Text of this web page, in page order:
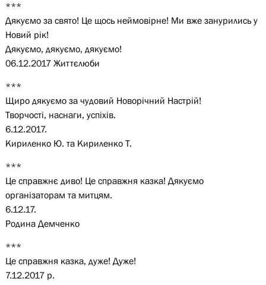
***
Дякуємо за свято! Це щось неймовірне! Ми вже занурились у
Новий рік!
Дякуємо, дякуємо, дякуємо!
06.12.2017 Життєлюби
***
Щиро дякуємо за чудовий Новорічний Настрій!
Творчості, наснаги, успіхів.
6.12.2017.
Кириленко Ю. та Кириленко Т.
***
Це справжнє диво! Це справжня казка! Дякуємо
організаторам та митцям.
6.12.17.
Родина Демченко
***
Це справжня казка, дуже! Дуже!
7.12.2017 р.